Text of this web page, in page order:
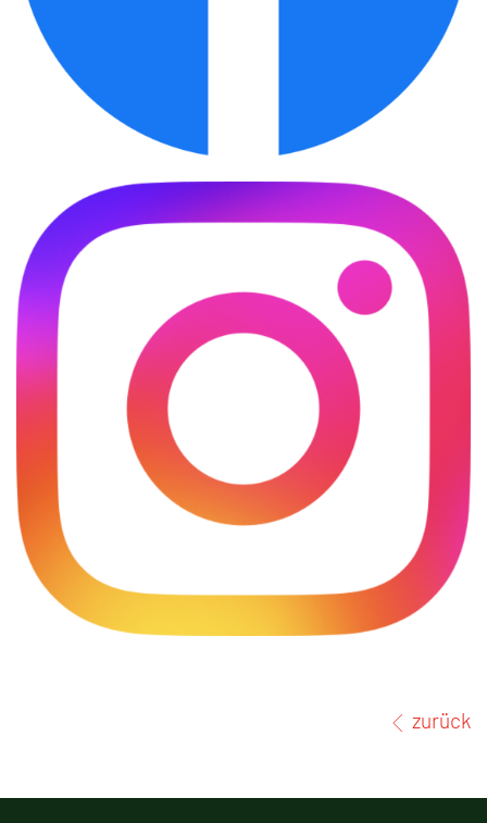
zurück